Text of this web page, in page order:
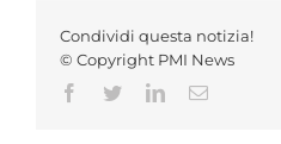
Condividi questa notizia!
© Copyright PMI News
Facebook
TwitterLinkedInEmail